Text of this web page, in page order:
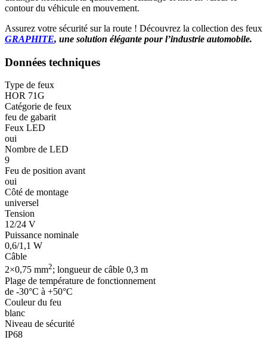
contour du véhicule en mouvement.
Assurez votre sécurité sur la route ! Découvrez la collection des feux
GRAPHITE, une solution élégante pour l’industrie automobile.
Données techniques
Type de feux
HOR 71G
Catégorie de feux
feu de gabarit
Feux LED
oui
Nombre de LED
9
Feu de position avant
oui
Côté de montage
universel
Tension
12/24 V
Puissance nominale
0,6/1,1 W
Câble
2×0,75 mm2; longueur de câble 0,3 m
Plage de température de fonctionnement
de -30°C à +50°C
Couleur du feu
blanc
Niveau de sécurité
IP68